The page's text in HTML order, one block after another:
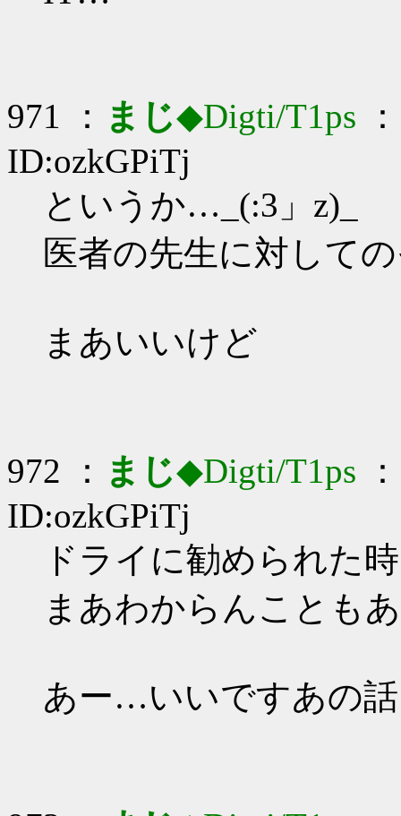
971 ： まじ◆Digti/T1ps
ID:ozkGPiTj
というか…_(:3」z)_
医者の先生に対して
まあいいけど
972 ： まじ◆Digti/T1ps
ID:ozkGPiTj
ドライに勧められた
まあわからんことも
あー…いいですあの話